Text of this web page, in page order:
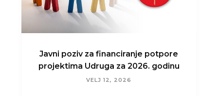
Javni poziv za financiranje potpore
projektima Udruga za 2026. godinu
VELJ 12, 2026